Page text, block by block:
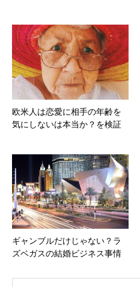
欧米人は恋愛に相手の年齢を
気にしないは本当か？を検証
ギャンブルだけじゃない？ラ
ズベガスの結婚ビジネス事情